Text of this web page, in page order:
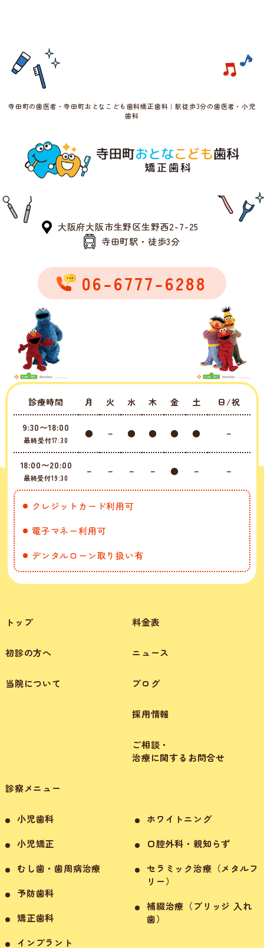
寺田町の歯医者・寺田町おとなこども歯科矯正歯科｜駅徒歩3分の歯医者・小児
歯科
大阪府大阪市生野区生野西2-7-25
寺田町駅・徒歩3分
06-6777-6288
診療時間 月 火 水 木 金 土 日/祝
9:30〜18:00
最終受付17:30
● － ● ● ● ● －
18:00〜20:00
最終受付19:30
－ － － － ● － －
クレジットカード利用可
電子マネー利用可
デンタルローン取り扱い有
トップ
初診の方へ
当院について
診察メニュー
小児歯科
小児矯正
むし歯・歯周病治療
予防歯科
矯正歯科
インプラント
ホワイトニング
口腔外科・親知らず
セラミック治療（メタルフ
リー）
補綴治療（ブリッジ 入れ
歯）
料金表
ニュース
ブログ
採用情報
ご相談・
治療に関するお問合せ